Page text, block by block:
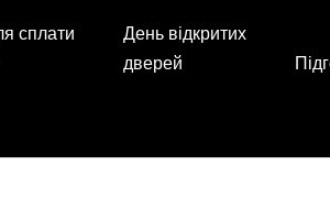
сплати
День відкритих
дверей